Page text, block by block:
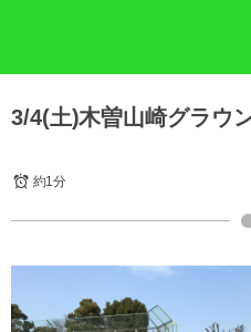
3/4(土)木曽山崎グラウ
約1分